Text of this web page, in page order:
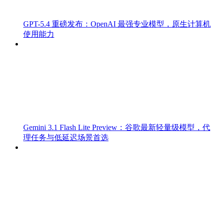
GPT-5.4 重磅发布：OpenAI 最强专业模型，原生计算机
使用能力
Gemini 3.1 Flash Lite Preview：谷歌最新轻量级模型，代
理任务与低延迟场景首选